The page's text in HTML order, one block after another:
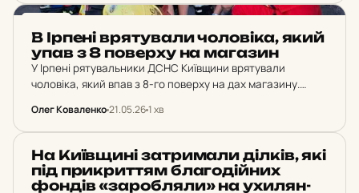
Зеленський, керівник Офісу президента Кирило Буданов
та…
В Ірпені вря­ту­ва­ли чо­ло­ві­ка, який
упав з 8 по­вер­ху на ма­га­зин
У Ірпені рятувальники ДСНС Київщини врятували
чоловіка, який впав з 8-го поверху на дах магазину.
черепно-мозковою травмою.
Олег Коваленко21.05.261 хв
НОВИНИ
На Ки­їв­щи­ні зат­ри­ма­ли ділків, які
під прик­рит­тям бла­го­дій­них
фондів «за­роб­ля­ли» на ухи­лян­